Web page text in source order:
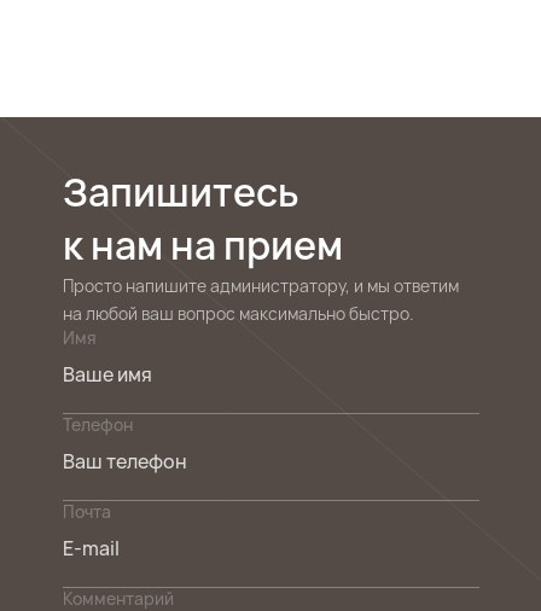
Запишитесь
к нам на прием
Просто напишите администратору, и мы ответим
на любой ваш вопрос максимально быстро.
Имя
Телефон
Почта
Комментарий